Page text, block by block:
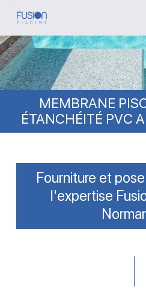
Skip
main
content
MEMBRANE
ÉTANCHÉITÉ PVC
Fourniture et
l'expertise